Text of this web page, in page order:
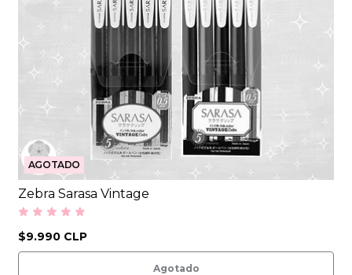
AGOTADO
Zebra Sarasa Vintage
$9.990 CLP
Agotado